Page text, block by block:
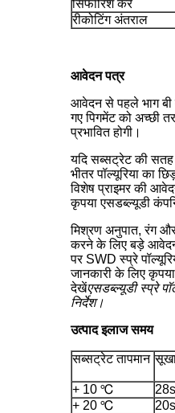
सिफारिश करें
रीकोटिंग अंतराल
आवेदन पत्र
आवेदन से पहले भाग बी
गए पिगमेंट को अच्छी
प्रभावित होगी।
यदि सब्सट्रेट की
भीतर पॉल्यूरिया का
विशेष प्राइमर की
कृपया एसडब्ल्यूडी
मिश्रण अनुपात, रंग
करने के लिए बड़े
पर SWD स्प्रे
जानकारी के लिए
देखेंएसडब्ल्यूडी स्प्रे
निर्देश।
उत्पाद इलाज समय
सब्सट्रेट तापमान
+ 10 ℃ 28s
+ 20 ℃
20s